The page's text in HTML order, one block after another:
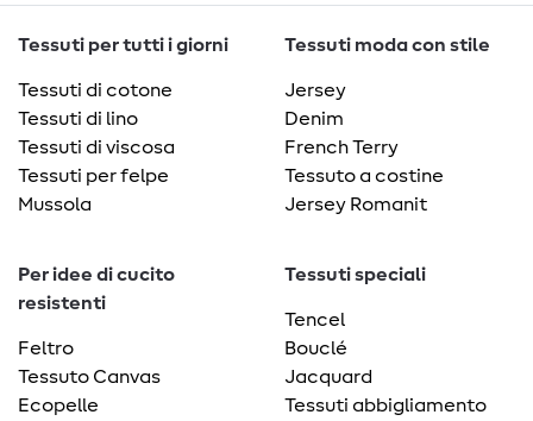
Tessuti per tutti i giorni
Tessuti di cotone
Tessuti di lino
Tessuti di viscosa
Tessuti per felpe
Mussola
Tessuti moda con stile
Jersey
Denim
French Terry
Tessuto a costine
Jersey Romanit
Per idee di cucito
resistenti
Feltro
Tessuto Canvas
Ecopelle
Tessuti speciali
Tencel
Bouclé
Jacquard
Tessuti abbigliamento